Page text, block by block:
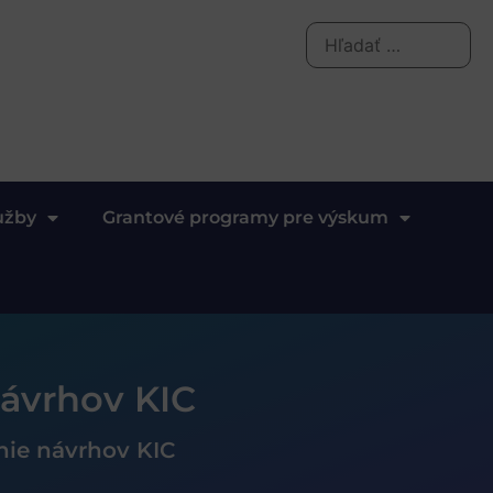
Grantové programy pre výskum
KIC
návrhov KIC